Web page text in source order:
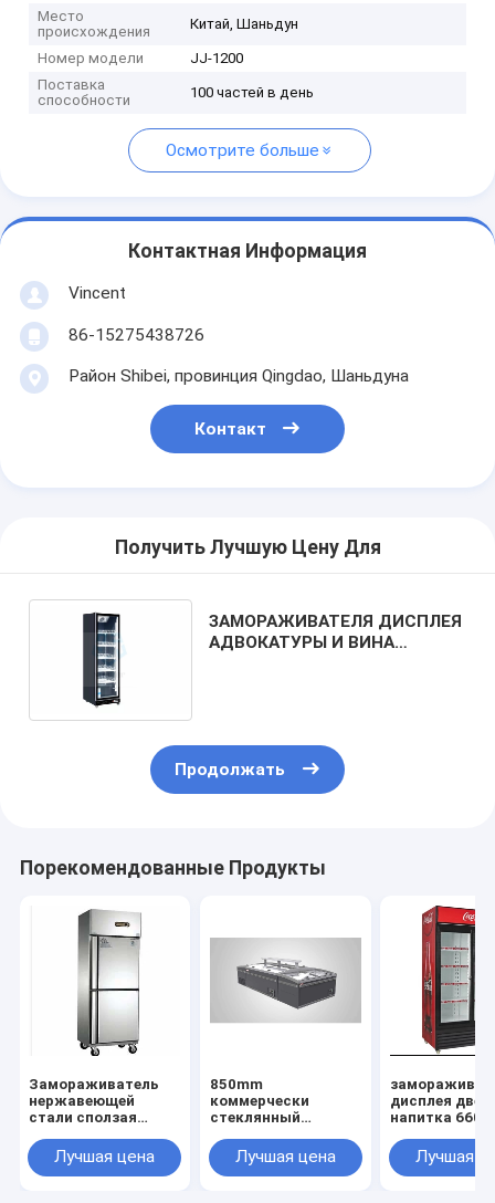
Место
происхождения
Китай, Шаньдун
Номер модели
JJ-1200
Поставка
способности
100 частей в день
Осмотрите больше
Контактная Информация
Vincent
86-15275438726
Район Shibei, провинция Qingdao, Шаньдуна
Контакт
Получить Лучшую Цену Для
ЗАМОРАЖИВАТЕЛЯ ДИСПЛЕЯ
АДВОКАТУРЫ И ВИНА
Продолжать
Порекомендованные Продукты
Замораживатель
нержавеющей
стали сползая
замораживатель
нержавеющей
Лучшая цена
850mm
коммерчески
стеклянный
замораживатель
IEC сразу охлаждая
Лучшая цена
дисплея
напитка 660l
дисплея
Лучшая